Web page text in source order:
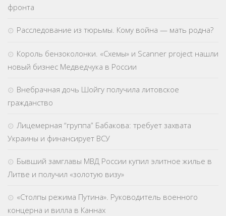
фронта
Расследование из тюрьмы. Кому война — мать родна?
Король бензоколонки. «Схемы» и Scanner project нашли
новый бизнес Медведчука в России
Внебрачная дочь Шойгу получила литовское
гражданство
Лицемерная “группа” Бабакова: требует захвата
Украины и финансирует ВСУ
Бывший замглавы МВД России купил элитное жилье в
Литве и получил «золотую визу»
«Столпы режима Путина». Руководитель военного
концерна и вилла в Каннах